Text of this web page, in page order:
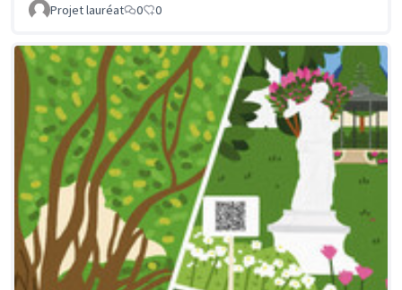
Projet lauréat 0 0